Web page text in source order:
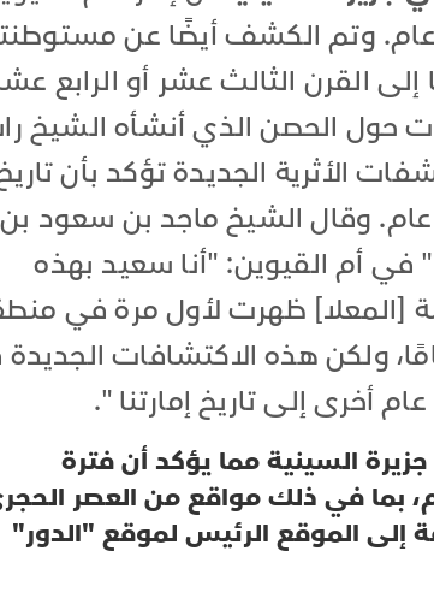
تاريخ يعود إلى ما لا يقل عن 700 عام. وتم الكشف أيضًا عن
القرن الثالث عشر أو الرابع
حول الحصن الذي أنشأه الشيخ
ولكن الاكتشفات الأثرية الجديدة تؤكد بأن
الاستيطان يصل إلى أكثر من 500 عام. وقال الشيخ ماجد بن
في أم القيوين: "أنا سعيد بهذه
[المعلا] ظهرت لأول مرة في
الحالية منذ حوالى 250 عامًا، ولكن هذه الاكتشافات
السينية مما يؤكد أن فترة
لا تقل عن 6000 عام، بما في ذلك مواقع من العصر
إلى الموقع الرئيس لموقع "الدور"